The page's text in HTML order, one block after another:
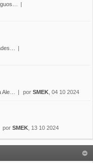
Ale… por SMEK , 04 10 2024
por SMEK , 13 10 2024